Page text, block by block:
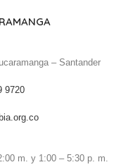
– Santander
9720
m. y 1:00 – 5:30 p. m.